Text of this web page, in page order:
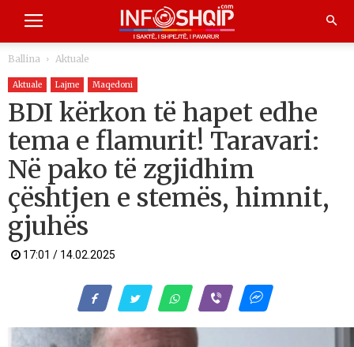
Ballina Aktuale
Aktuale Lajme Maqedoni
BDI kërkon të hapet edhe
tema e flamurit! Taravari:
Në pako të zgjidhim
çështjen e stemës, himnit,
gjuhës
17:01 / 14.02.2025